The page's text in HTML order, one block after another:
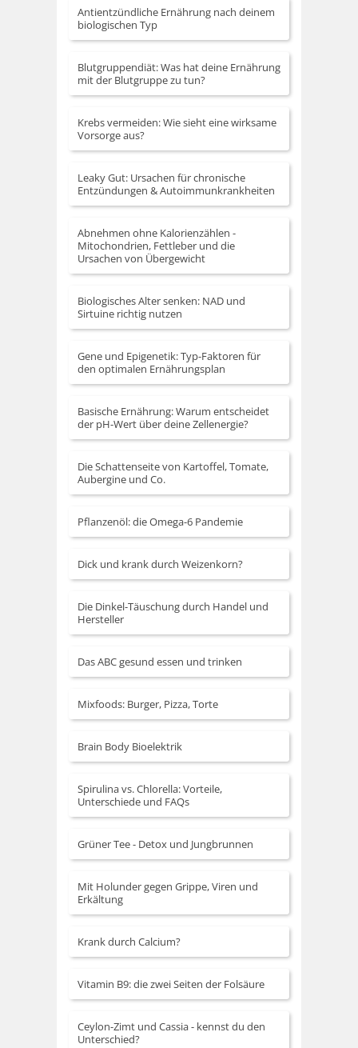
Antientzündliche Ernährung nach deinem
biologischen Typ
Blutgruppendiät: Was hat deine Ernährung
mit der Blutgruppe zu tun?
Krebs vermeiden: Wie sieht eine wirksame
Vorsorge aus?
Leaky Gut: Ursachen für chronische
Entzündungen & Autoimmunkrankheiten
Abnehmen ohne Kalorienzählen -
Mitochondrien, Fettleber und die
Ursachen von Übergewicht
Biologisches Alter senken: NAD und
Sirtuine richtig nutzen
Gene und Epigenetik: Typ-Faktoren für
den optimalen Ernährungsplan
Basische Ernährung: Warum entscheidet
der pH-Wert über deine Zellenergie?
Die Schattenseite von Kartoffel, Tomate,
Aubergine und Co.
Pflanzenöl: die Omega-6 Pandemie
Dick und krank durch Weizenkorn?
Die Dinkel-Täuschung durch Handel und
Hersteller
Das ABC gesund essen und trinken
Mixfoods: Burger, Pizza, Torte
Brain Body Bioelektrik
Spirulina vs. Chlorella: Vorteile,
Unterschiede und FAQs
Grüner Tee - Detox und Jungbrunnen
Mit Holunder gegen Grippe, Viren und
Erkältung
Krank durch Calcium?
Vitamin B9: die zwei Seiten der Folsäure
Ceylon-Zimt und Cassia - kennst du den
Unterschied?